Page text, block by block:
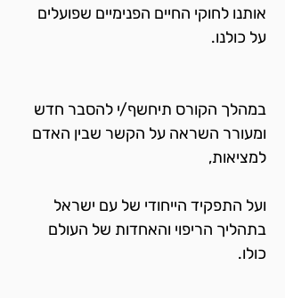
אותנו לחוקי החיים הפנימיים שפועלים
על כולנו.
במהלך הקורס תיחשף/י להסבר חדש
ומעורר השראה על הקשר שבין האדם
למציאות,
ועל התפקיד הייחודי של עם ישראל
בתהליך הריפוי והאחדות של העולם
כולו.